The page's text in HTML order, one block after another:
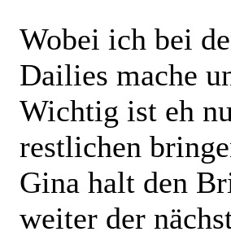
Wobei ich bei
Dailies mache
Wichtig ist eh
restlichen
Gina halt den
weiter der